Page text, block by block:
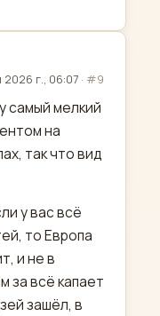
2026 г., 06:07 · #9
самый мелкий
на
так что вид
у вас всё
то Европа
и не в
за всё капает
зашёл, в